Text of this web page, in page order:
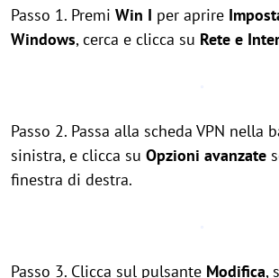
Passo 1. Premi Win I per aprire
Windows, cerca e clicca su Rete e
Passo 2. Passa alla scheda VPN nella
sinistra, e clicca su Opzioni avanzate
finestra di destra.
Passo 3. Clicca sul pulsante Modifica,